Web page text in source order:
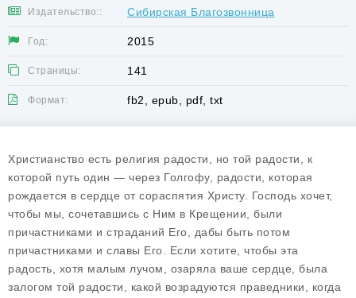
Издательство:: Сибирская Благозвонница
Год: 2015
Страницы: 141
Формат: fb2, epub, pdf, txt
Христианство есть религия радости, но той радости, к
которой путь один — через Голгофу, радости, которая
рождается в сердце от сораспятия Христу. Господь хочет,
чтобы мы, сочетавшись с Ним в Крещении, были
причастниками и страданий Его, дабы быть потом
причастниками и славы Его. Если хотите, чтобы эта
радость, хотя малым лучом, озаряла ваше сердце, была
залогом той радости, какой возрадуются праведники, когда